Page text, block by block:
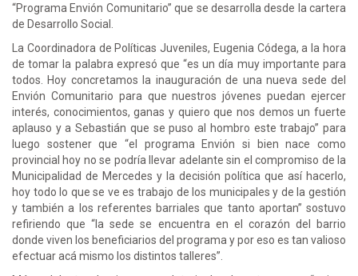
“Programa Envión Comunitario” que se desarrolla desde la cartera
de Desarrollo Social.
La Coordinadora de Políticas Juveniles, Eugenia Códega, a la hora
de tomar la palabra expresó que “es un día muy importante para
todos. Hoy concretamos la inauguración de una nueva sede del
Envión Comunitario para que nuestros jóvenes puedan ejercer
interés, conocimientos, ganas y quiero que nos demos un fuerte
aplauso y a Sebastián que se puso al hombro este trabajo” para
luego sostener que “el programa Envión si bien nace como
provincial hoy no se podría llevar adelante sin el compromiso de la
Municipalidad de Mercedes y la decisión política que así hacerlo,
hoy todo lo que se ve es trabajo de los municipales y de la gestión
y también a los referentes barriales que tanto aportan” sostuvo
refiriendo que “la sede se encuentra en el corazón del barrio
donde viven los beneficiarios del programa y por eso es tan valioso
efectuar acá mismo los distintos talleres”.